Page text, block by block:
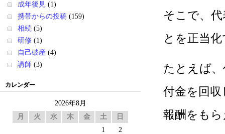
そこで、
とを正当
たとえば
付金を回
報酬をも
成年後見 (1)
携帯からの投稿 (159)
相続 (5)
研修 (1)
自己破産 (4)
講師 (3)
カレンダー
2026年8月
月
火 水 木 金 土 日
1
2